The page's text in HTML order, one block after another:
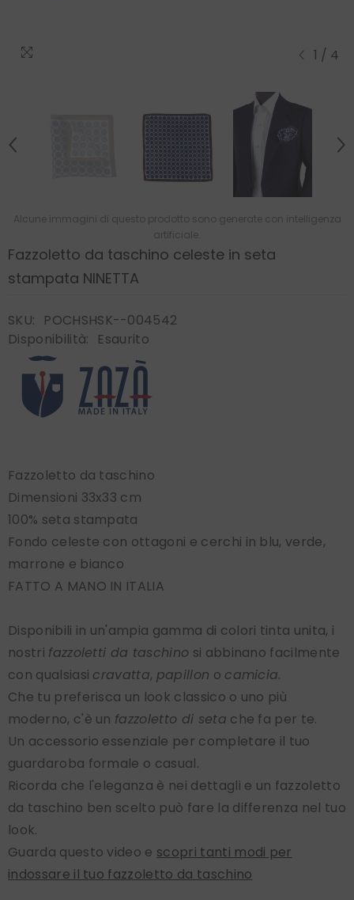
1 / 4
Alcune immagini di questo prodotto sono generate con intelligenza
artificiale.
Fazzoletto da taschino celeste in seta
stampata NINETTA
SKU:
POCHSHSK--004542
Disponibilità:
Esaurito
Fazzoletto da taschino
Dimensioni 33x33 cm
100% seta stampata
Fondo celeste con ottagoni e cerchi in blu, verde,
marrone e bianco
FATTO A MANO IN ITALIA
Disponibili in un'ampia gamma di colori tinta unita, i
nostri fazzoletti da taschino si abbinano facilmente
con qualsiasi cravatta, papillon o camicia.
Che tu preferisca un look classico o uno più
moderno, c'è un fazzoletto di seta che fa per te.
Un accessorio essenziale per completare il tuo
guardaroba formale o casual.
Ricorda che l'eleganza è nei dettagli e un fazzoletto
da taschino ben scelto può fare la differenza nel tuo
look.
Guarda questo video e scopri tanti modi per
indossare il tuo fazzoletto da taschino